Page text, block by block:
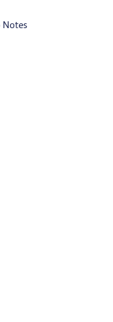
Notes